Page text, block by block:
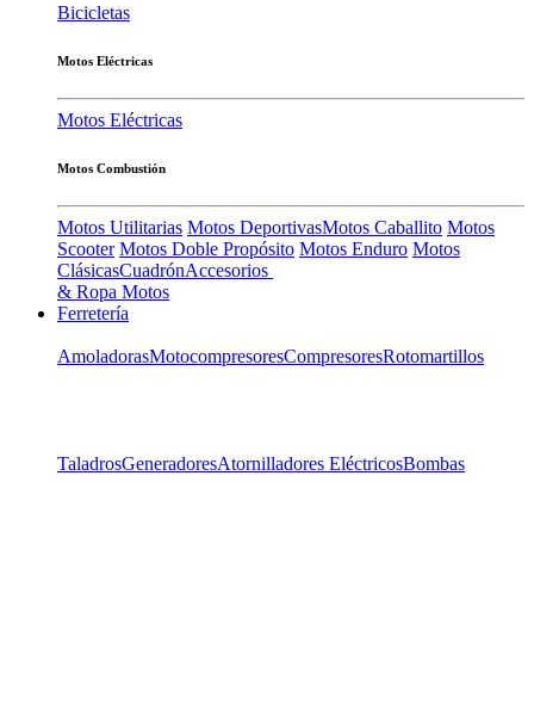
Bicicletas
Motos Eléctricas
Motos Eléctricas
Motos Combustión
Motos Utilitarias Motos DeportivasMotos Caballito Motos
Scooter Motos Doble Propósito Motos Enduro Motos
ClásicasCuadrónAccesorios
& Ropa Motos
Ferretería
AmoladorasMotocompresoresCompresoresRotomartillos
TaladrosGeneradoresAtornilladores EléctricosBombas